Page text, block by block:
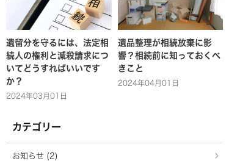
遺留分を守るには、法定相
続人の権利と減殺請求につ
いてどうすればいいです
か？
2024年03月01日
遺品整理が相続放棄に影
響？相続前に知っておくべ
きこと
2024年04月01日
カテゴリー
お知らせ (2)